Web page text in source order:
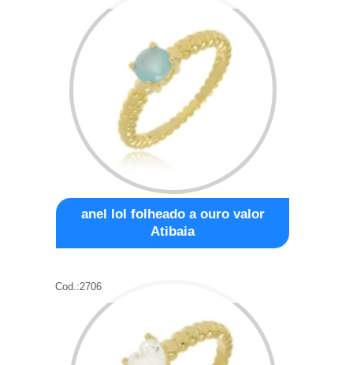
anel lol folheado a ouro valor
Atibaia
Cod.:2706